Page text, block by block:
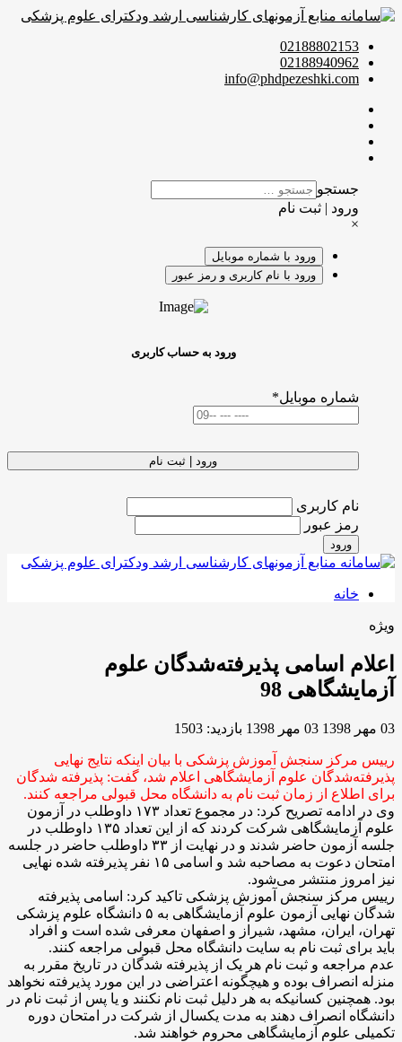
02188802153
02188940962
info@phdpezeshki.com
جستجو
ورود | ثبت نام
×
ورود با شماره موبایل
ورود با نام کاربری و رمز عبور
ورود به حساب کاربری
شماره موبایل*
ورود | ثبت نام
نام کاربری
رمز عبور
ورود
خانه
ویژه
اعلام اسامی پذیرفته‌شدگان علوم
آزمایشگاهی 98
03 مهر 1398 03 مهر 1398 بازدید: 1503
رییس مرکز سنجش آموزش پزشکی با بیان اینکه نتایج نهایی
پذیرفته‌شدگان علوم آزمایشگاهی اعلام شد، گفت: پذیرفته شدگان
برای اطلاع از زمان ثبت نام به دانشگاه محل قبولی مراجعه کنند.
وی در ادامه تصریح کرد: در مجموع تعداد ۱۷۳ داوطلب در آزمون
علوم آزمایشگاهی شرکت کردند که از این تعداد ۱۳۵ داوطلب در
جلسه آزمون حاضر شدند و در نهایت از ۳۳ داوطلب حاضر در جلسه
امتحان دعوت به مصاحبه شد و اسامی ۱۵ نفر پذیرفته شده نهایی
نیز امروز منتشر می‌شود.
رییس مرکز سنجش آموزش پزشکی تاکید کرد: اسامی پذیرفته
شدگان نهایی آزمون علوم آزمایشگاهی به ۵ دانشگاه علوم پزشکی
تهران، ایران، مشهد، شیراز و اصفهان معرفی شده است و افراد
باید برای ثبت نام به سایت دانشگاه محل قبولی مراجعه کنند.
عدم مراجعه و ثبت نام هر یک از پذیرفته شدگان در تاریخ مقرر به
منزله انصراف بوده و هیچگونه اعتراضی در این مورد پذیرفته نخواهد
بود. همچنین کسانیکه به هر دلیل ثبت نام نکنند و یا پس از ثبت نام در
دانشگاه انصراف دهند به مدت یکسال از شرکت در امتحان دوره
تکمیلی علوم آزمایشگاهی محروم خواهند شد.